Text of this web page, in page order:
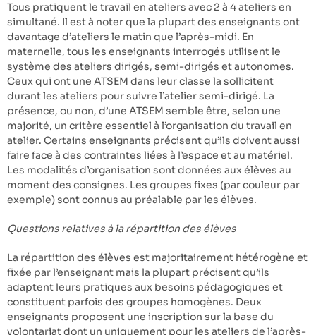
Tous pratiquent le travail en ateliers avec 2 à 4 ateliers en
simultané. Il est à noter que la plupart des enseignants ont
davantage d’ateliers le matin que l’après-midi. En
maternelle, tous les enseignants interrogés utilisent le
système des ateliers dirigés, semi-dirigés et autonomes.
Ceux qui ont une ATSEM dans leur classe la sollicitent
durant les ateliers pour suivre l’atelier semi-dirigé. La
présence, ou non, d’une ATSEM semble être, selon une
majorité, un critère essentiel à l’organisation du travail en
atelier. Certains enseignants précisent qu’ils doivent aussi
faire face à des contraintes liées à l’espace et au matériel.
Les modalités d’organisation sont données aux élèves au
moment des consignes. Les groupes fixes (par couleur par
exemple) sont connus au préalable par les élèves.
Questions relatives à la répartition des élèves
La répartition des élèves est majoritairement hétérogène et
fixée par l’enseignant mais la plupart précisent qu’ils
adaptent leurs pratiques aux besoins pédagogiques et
constituent parfois des groupes homogènes. Deux
enseignants proposent une inscription sur la base du
volontariat dont un uniquement pour les ateliers de l’après-